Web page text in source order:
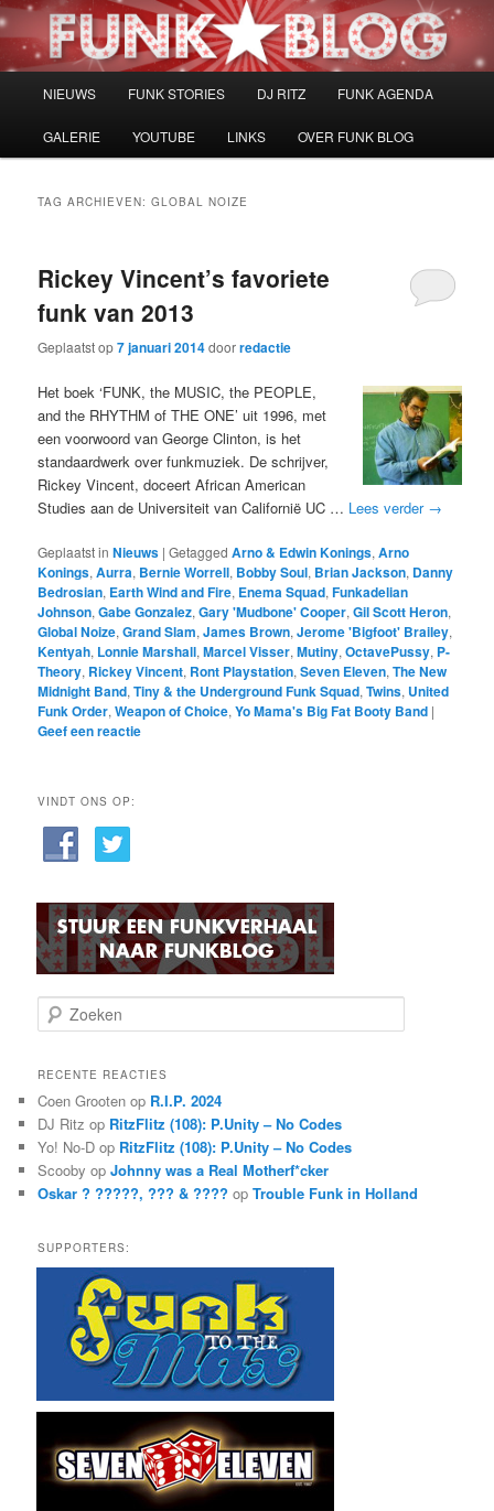
Spring
naar
Spring
naar
NIEUWS FUNK STORIES DJ RITZ FUNK AGENDA
GALERIE YOUTUBE LINKS OVER FUNK BLOG
TAG ARCHIEVEN:GLOBAL NOIZE
Rickey Vincent’s favoriete
funk van 2013
Geplaatst op7 januari 2014doorredactie
Het boek ‘FUNK, the MUSIC, the PEOPLE,
and the RHYTHM of THE ONE’ uit 1996, met
een voorwoord van George Clinton, is het
standaardwerk over funkmuziek. De schrijver,
Rickey Vincent, doceert African American
Studies aan de Universiteit van Californië UC … Lees verder →
Geplaatst in Nieuws |Getagged Arno & Edwin Konings,Arno
Konings,Aurra, Bernie Worrell, Bobby Soul, Brian Jackson, Danny
Bedrosian, Earth Wind and Fire, Enema Squad,Funkadelian
Johnson,Gabe Gonzalez,Gary 'Mudbone' Cooper,Gil Scott Heron,
Global Noize,Grand Slam,James Brown,Jerome 'Bigfoot' Brailey,
Kentyah, Lonnie Marshall,Marcel Visser,Mutiny,OctavePussy, P-
Theory, Rickey Vincent, Ront Playstation,Seven Eleven,The New
Midnight Band,Tiny & the Underground Funk Squad,Twins, United
Funk Order,Weapon of Choice,Yo Mama's Big Fat Booty Band |
Geef een reactie
VINDT ONS OP:
o
k
n
RECENTE REACTIES
Coen Grooten op R.I.P. 2024
DJ Ritz op RitzFlitz (108): P.Unity – No Codes
Yo! No-D op RitzFlitz (108): P.Unity – No Codes
Scooby opJohnny was a Real Motherf*cker
Oskar ? ?????, ??? & ???? opTrouble Funk in Holland
SUPPORTERS: